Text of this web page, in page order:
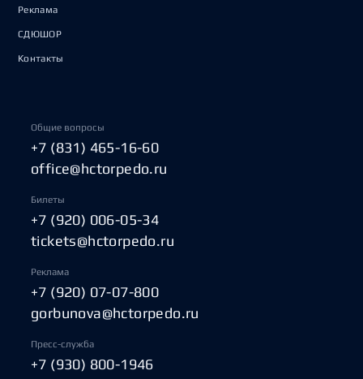
Реклама
СДЮШОР
Контакты
Общие вопросы
+7 (831) 465-16-60
office@hctorpedo.ru
Билеты
+7 (920) 006-05-34
tickets@hctorpedo.ru
Реклама
+7 (920) 07-07-800
gorbunova@hctorpedo.ru
Пресс-служба
+7 (930) 800-1946